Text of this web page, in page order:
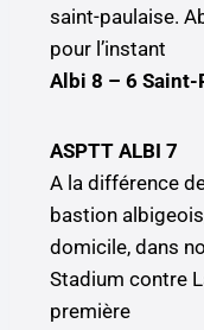
saint-paulaise.
pour l’instant
Albi 8 – 6 Saint-
ASPTT ALBI 7
A la différence
bastion
domicile, dans
Stadium contre
première